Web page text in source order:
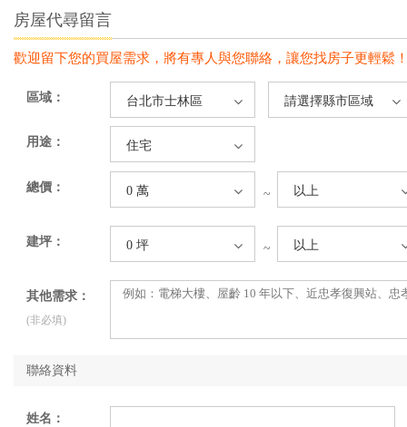
房屋代尋留言
歡迎留下您的買屋需求，將有專人與您聯絡，讓您找房子更輕鬆
區域： 台北市士林區 請選擇縣市區域
用途： 住宅
總價： 0 萬 ~ 以上
建坪： 0 坪 ~ 以上
其他需求：
(非必填)
聯絡資料
姓名：